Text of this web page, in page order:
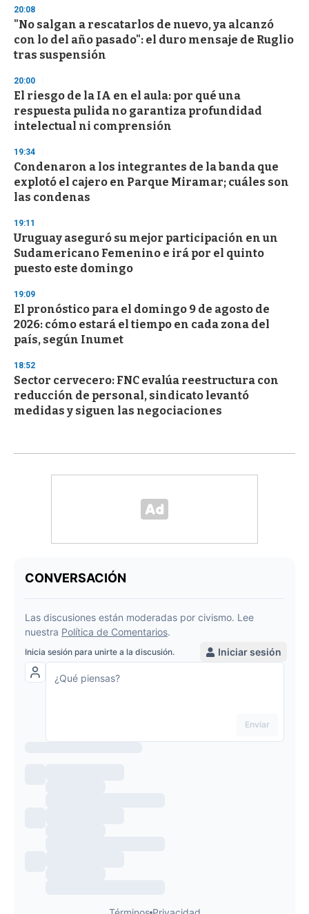
d
s
20:08
"No salgan a rescatarlos de nuevo, ya alcanzó
con lo del año pasado": el duro mensaje de Ruglio
tras suspensión
20:00
El riesgo de la IA en el aula: por qué una
respuesta pulida no garantiza profundidad
intelectual ni comprensión
19:34
Condenaron a los integrantes de la banda que
explotó el cajero en Parque Miramar; cuáles son
las condenas
19:11
Uruguay aseguró su mejor participación en un
Sudamericano Femenino e irá por el quinto
puesto este domingo
19:09
El pronóstico para el domingo 9 de agosto de
2026: cómo estará el tiempo en cada zona del
país, según Inumet
18:52
Sector cervecero: FNC evalúa reestructura con
reducción de personal, sindicato levantó
medidas y siguen las negociaciones